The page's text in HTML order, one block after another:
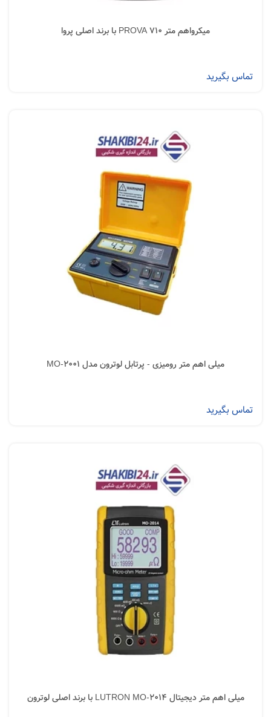
میکرواهم متر PROVA 710 با برند اصلی پروا
تماس بگیرید
میلی اهم متر رومیزی - پرتابل لوترون مدل MO-2001
تماس بگیرید
میلی اهم متر دیجیتال LUTRON MO-2014 با برند اصلی لوترون